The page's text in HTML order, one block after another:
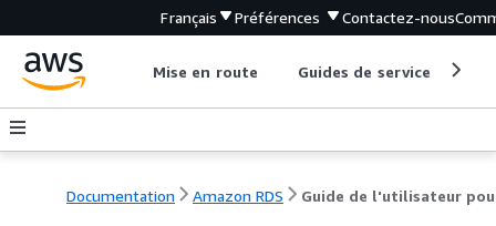
Français Préférences Contactez-nous
Mise en route Guides de service
Documentation Amazon RDS